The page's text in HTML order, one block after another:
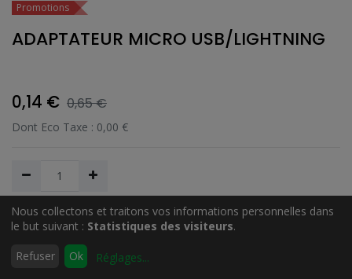
Rechercher
Promotions
ADAPTATEUR MICRO USB/LIGHTNING
0,14 € 0,65€
Dont Eco Taxe : 0,00 €
Ajouter au Panier
Nous collectons et traitons vos informations personnelles dans
le but suivant : Statistiques des visiteurs.
Refuser Ok Réglages...